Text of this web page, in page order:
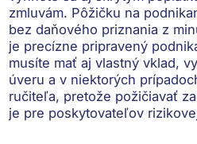
zmluvám. Pôžičku na
bez daňového priznania z
je precízne pripravený
musíte mať ajvlastný vklad,
úveru a v niektorých
ručiteľa, pretože požičiavať
je pre poskytovateľov